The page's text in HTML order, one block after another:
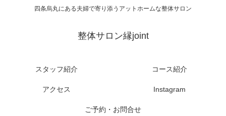
四条烏丸にある夫婦で寄り添うアットホームな整体サロン
整体サロン縁joint
スタッフ紹介 コース紹介
アクセス Instagram
ご予約・お問合せ